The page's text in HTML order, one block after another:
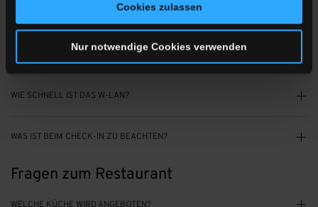
Cookies zulassen
Nur notwendige Cookies verwenden
WIE SCHNELL IST DAS W-LAN?
WAS IST BEIM CHECK-IN ZU BEACHTEN?
Fragen zum Restaurant
WELCHE KÜCHE WIRD ANGEBOTEN?